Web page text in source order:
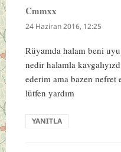
Cmmxx
ki:
24 Haziran 2016, 12:25
Rüyamda halam beni
nedir halamla
ederim ama bazen
lütfen yardım
YANITLA